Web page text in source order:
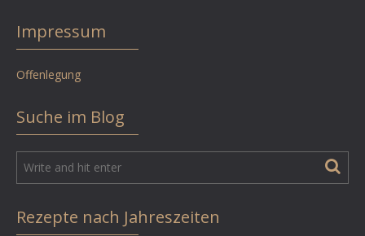
Impressum
Offenlegung
Suche im Blog
Rezepte nach Jahreszeiten